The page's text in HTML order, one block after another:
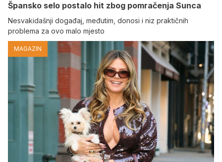
Špansko selo postalo hit zbog pomračenja Sunca
Nesvakidašnji događaj, međutim, donosi i niz praktičnih
problema za ovo malo mjesto
MAGAZIN